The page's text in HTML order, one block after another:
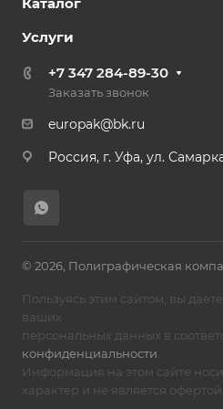
Услуги
+7 347 284-89-30
Заказать звонок
europak@bk.ru
Россия, г. Уфа, ул.
© 2026, Полиграфическая
Пользуясь этим сайтом, вы
ваших
персональных данных в
конфиденциальности
Информация на этом сайте
характер и не является офертой.